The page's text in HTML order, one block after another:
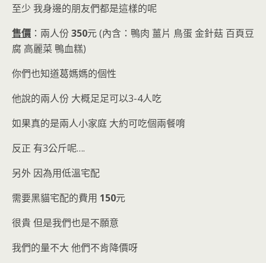
至少 我身邊的朋友們都是這樣的呢
售價 ：兩人份 350元 (內含：鴨肉 薑片 鳥蛋 金針菇 百頁豆
腐 高麗菜 鴨血糕)
你們也知道葛媽媽的個性
他說的兩人份 大概足足可以3-4人吃
如果真的是兩人小家庭 大約可吃個兩餐唷
反正 有3公斤呢….
另外 因為用低溫宅配
需要黑貓宅配的費用 150元
很貴 但是我們也是不願意
我們的量不大 他們不肯降價呀